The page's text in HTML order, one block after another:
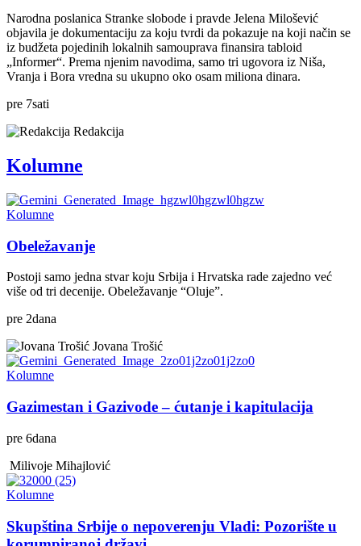
Narodna poslanica Stranke slobode i pravde Jelena Milošević
objavila je dokumentaciju za koju tvrdi da pokazuje na koji način se
iz budžeta pojedinih lokalnih samouprava finansira tabloid
„Informer“. Prema njenim navodima, samo tri ugovora iz Niša,
Vranja i Bora vredna su ukupno oko osam miliona dinara.
pre 7sati
Redakcija
Kolumne
Kolumne
Obeležavanje
Postoji samo jedna stvar koju Srbija i Hrvatska rade zajedno već
više od tri decenije. Obeležavanje “Oluje”.
pre 2dana
Jovana Trošić
Kolumne
Gazimestan i Gazivode – ćutanje i kapitulacija
pre 6dana
Milivoje Mihajlović
Kolumne
Skupština Srbije o nepoverenju Vladi: Pozorište u